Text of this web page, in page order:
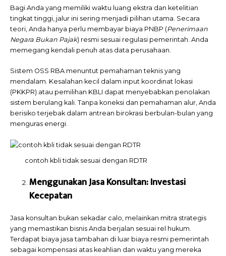
Bagi Anda yang memiliki waktu luang ekstra dan ketelitian
tingkat tinggi, jalur ini sering menjadi pilihan utama. Secara
teori, Anda hanya perlu membayar biaya PNBP (Penerimaan
Negara Bukan Pajak) resmi sesuai regulasi pemerintah. Anda
memegang kendali penuh atas data perusahaan.
Sistem OSS RBA menuntut pemahaman teknis yang
mendalam. Kesalahan kecil dalam input koordinat lokasi
(PKKPR) atau pemilihan KBLI dapat menyebabkan penolakan
sistem berulang kali. Tanpa koneksi dan pemahaman alur, Anda
berisiko terjebak dalam antrean birokrasi berbulan-bulan yang
menguras energi.
contoh kbli tidak sesuai dengan RDTR
Menggunakan Jasa Konsultan: Investasi
Kecepatan
Jasa konsultan bukan sekadar calo, melainkan mitra strategis
yang memastikan bisnis Anda berjalan sesuai rel hukum.
Terdapat biaya jasa tambahan di luar biaya resmi pemerintah
sebagai kompensasi atas keahlian dan waktu yang mereka